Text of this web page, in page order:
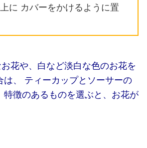
に カバーをかけるように置
花や、白など淡白な色のお花を
、
ティーカップとソーサーの
特徴のあるものを選ぶと、お花が